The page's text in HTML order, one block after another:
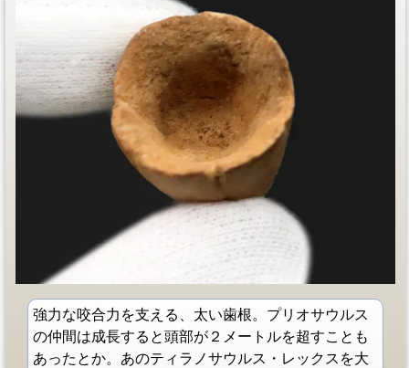
強力な咬合力を支える、太い歯根。プリオサウルス
の仲間は成長すると頭部が２メートルを超すことも
あったとか。あのティラノサウルス・レックスを大